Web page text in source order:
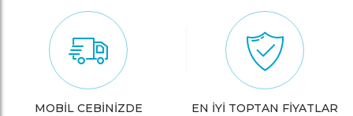
MOBİL CEBİNİZDE EN İYİ TOPTAN FİYATLAR